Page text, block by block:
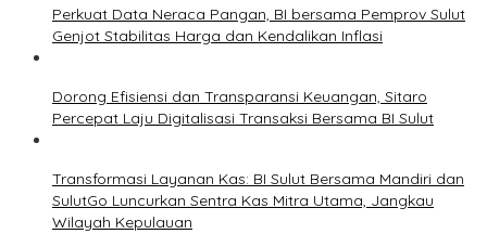
Perkuat Data Neraca Pangan, BI bersama Pemprov Sulut
Genjot Stabilitas Harga dan Kendalikan Inflasi
Dorong Efisiensi dan Transparansi Keuangan, Sitaro
Percepat Laju Digitalisasi Transaksi Bersama BI Sulut
Transformasi Layanan Kas: BI Sulut Bersama Mandiri dan
SulutGo Luncurkan Sentra Kas Mitra Utama, Jangkau
Wilayah Kepulauan